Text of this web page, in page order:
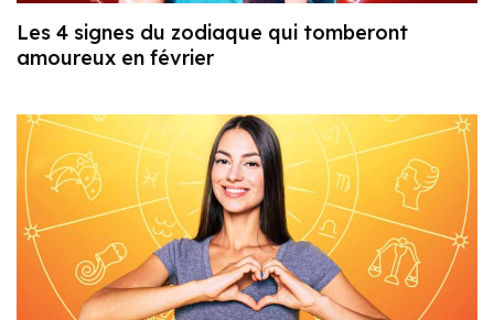
Les 4 signes du zodiaque qui tomberont
amoureux en février